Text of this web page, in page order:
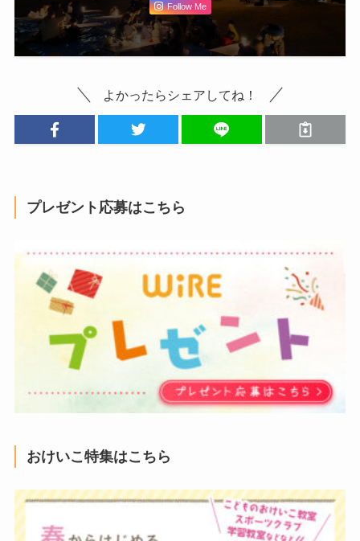
Follow Me
よかったらシェアしてね！
プレゼント応募はこちら
おけいこ特集はこちら